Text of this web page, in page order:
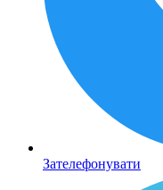
Зателефонувати